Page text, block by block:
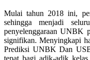
2019
Mulai tahun 2018 ini,
sehingga menjadi
penyelenggaraan UNBK
signifikan. Menyingkapi
Prediksi UNBK Dan
tepat bagi adik-adik